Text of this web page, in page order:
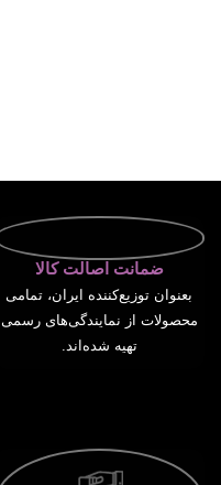
ضمانت اصالت کالا
بعنوان توزیع‌کننده ایران، تمامی
محصولات از نمایندگی‌های رسمی
تهیه شده‌اند.